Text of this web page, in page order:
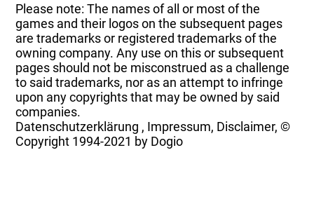
Please note: The names of all or most of the
games and their logos on the subsequent pages
are trademarks or registered trademarks of the
owning company. Any use on this or subsequent
pages should not be misconstrued as a challenge
to said trademarks, nor as an attempt to infringe
upon any copyrights that may be owned by said
companies.
Datenschutzerklärung , Impressum, Disclaimer, ©
Copyright 1994-2021 by Dogio